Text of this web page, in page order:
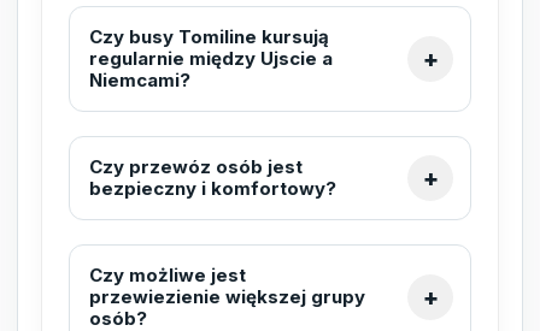
Czy busy Tomiline kursują
regularnie między Ujscie a
Niemcami?
Czy przewóz osób jest
bezpieczny i komfortowy?
Czy możliwe jest
przewiezienie większej grupy
osób?